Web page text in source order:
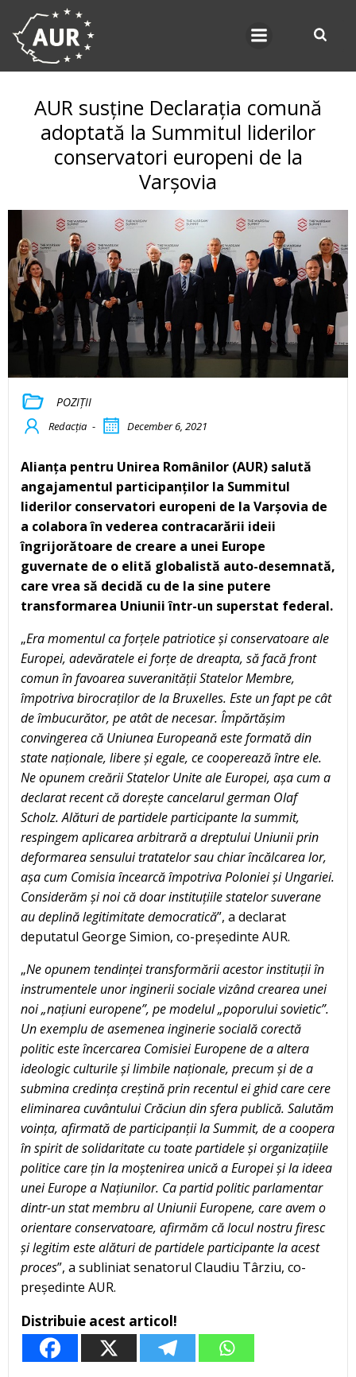
AUR susține Declarația comună
adoptată la Summitul liderilor
conservatori europeni de la
Varșovia
POZIȚII
Redacția - December 6, 2021
Alianța pentru Unirea Românilor (AUR) salută
angajamentul participanților la Summitul
liderilor conservatori europeni de la Varșovia de
a colabora în vederea contracarării ideii
îngrijorătoare de creare a unei Europe
guvernate de o elită globalistă auto-desemnată,
care vrea să decidă cu de la sine putere
transformarea Uniunii într-un superstat federal.
„Era momentul ca forțele patriotice și conservatoare ale
Europei, adevăratele ei forțe de dreapta, să facă front
comun în favoarea suveranității Statelor Membre,
împotriva birocraților de la Bruxelles. Este un fapt pe cât
de îmbucurător, pe atât de necesar. Împărtășim
convingerea că Uniunea Europeană este formată din
state naționale, libere și egale, ce cooperează între ele.
Ne opunem creării Statelor Unite ale Europei, așa cum a
declarat recent că dorește cancelarul german Olaf
Scholz. Alături de partidele participante la summit,
respingem aplicarea arbitrară a dreptului Uniunii prin
deformarea sensului tratatelor sau chiar încălcarea lor,
așa cum Comisia încearcă împotriva Poloniei și Ungariei.
Considerăm și noi că doar instituțiile statelor suverane
au deplină legitimitate democratică”, a declarat
deputatul George Simion, co-președinte AUR.
„Ne opunem tendinței transformării acestor instituții în
instrumentele unor inginerii sociale vizând crearea unei
noi „națiuni europene”, pe modelul „poporului sovietic”.
Un exemplu de asemenea inginerie socială corectă
politic este încercarea Comisiei Europene de a altera
ideologic culturile și limbile naționale, precum și de a
submina credința creștină prin recentul ei ghid care cere
eliminarea cuvântului Crăciun din sfera publică. Salutăm
voința, afirmată de participanții la Summit, de a coopera
în spirit de solidaritate cu toate partidele și organizațiile
politice care țin la moștenirea unică a Europei și la ideea
unei Europe a Națiunilor. Ca partid politic parlamentar
dintr-un stat membru al Uniunii Europene, care avem o
orientare conservatoare, afirmăm că locul nostru firesc
și legitim este alături de partidele participante la acest
proces”, a subliniat senatorul Claudiu Târziu, co-
președinte AUR.
Distribuie acest articol!